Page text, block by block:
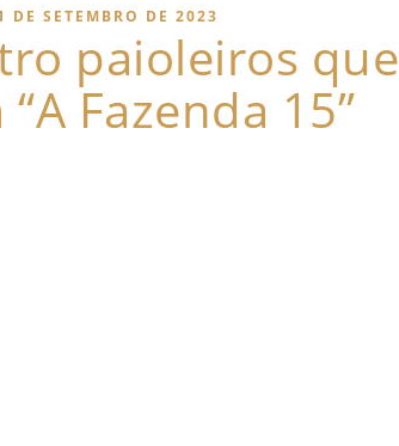
DE SETEMBRO DE 2023
paioleiros que
Fazenda 15”